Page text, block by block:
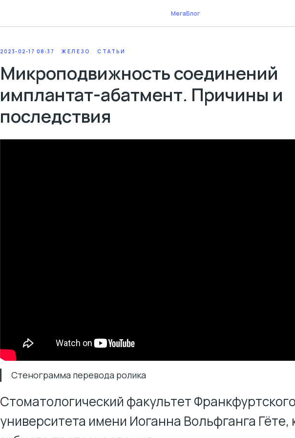
МегаБлог
2023-02-17 08:37 ЖЕЛЕЗО СТАТЬИ
Микроподвижность соединений
имплантат-абатмент. Причины и
последствия
Стенограмма перевода ролика
Стоматологический факультет Франкфуртского
университета имени Иоганна Вольфганга Гёте,